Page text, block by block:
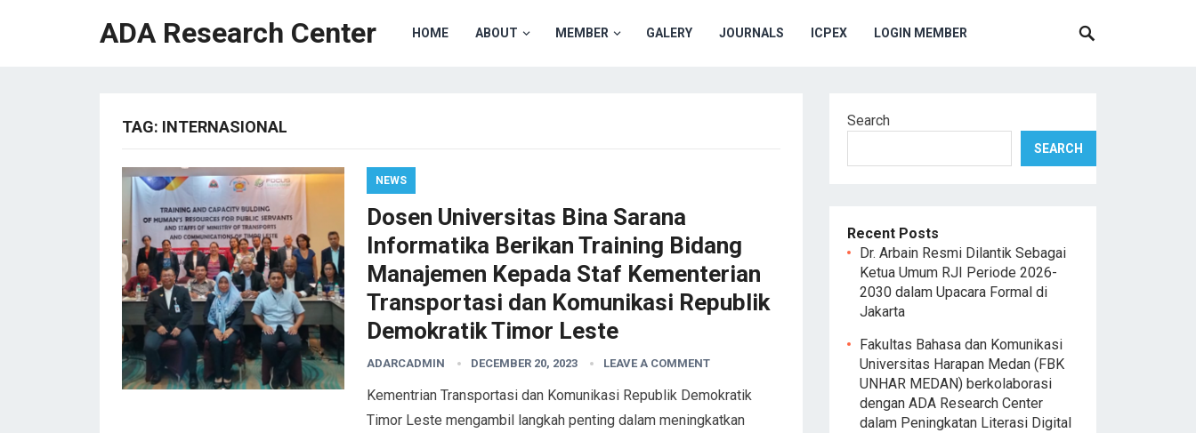
ADA Research Center HOME ABOUT MEMBER GALERY JOURNALS ICPEX LOGIN MEMBER
TAG: INTERNASIONAL
NEWS
Dosen Universitas Bina Sarana
Informatika Berikan Training Bidang
Manajemen Kepada Staf Kementerian
Transportasi dan Komunikasi Republik
Demokratik Timor Leste
ADARCADMIN DECEMBER 20, 2023 LEAVE A COMMENT
Kementrian Transportasi dan Komunikasi Republik Demokratik
Timor Leste mengambil langkah penting dalam meningkatkan
Search
SEARCH
Recent Posts
Dr. Arbain Resmi Dilantik Sebagai
Ketua Umum RJI Periode 2026-
2030 dalam Upacara Formal di
Jakarta
Fakultas Bahasa dan Komunikasi
Universitas Harapan Medan (FBK
UNHAR MEDAN) berkolaborasi
dengan ADA Research Center
dalam Peningkatan Literasi Digital